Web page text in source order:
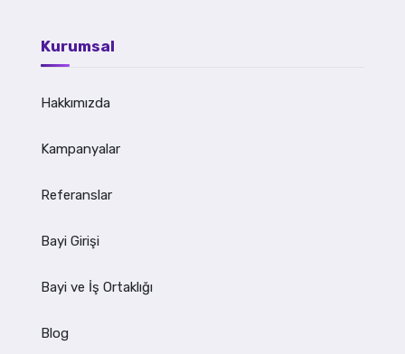
Kurumsal
Hakkımızda
Kampanyalar
Referanslar
Bayi Girişi
Bayi ve İş Ortaklığı
Blog